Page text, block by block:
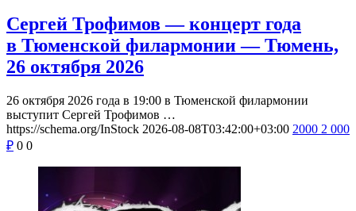
Сергей Трофимов — концерт года
в Тюменской филармонии — Тюмень,
26 октября 2026
26 октября 2026 года в 19:00 в Тюменской филармонии
выступит Сергей Трофимов …
https://schema.org/InStock 2026-08-08T03:42:00+03:00 2000 2 000
₽ 0 0